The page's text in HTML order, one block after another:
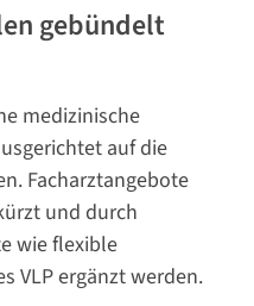
gebündelt
medizinische
auf die
Facharztangebote
und durch
wie flexible
VLP ergänzt werden.